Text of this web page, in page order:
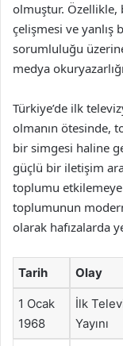
olmuştur. Özellikle,
çelişmesi ve yanlış
sorumluluğu
medya
Türkiye’de ilk
olmanın ötesinde,
bir simgesi haline
güçlü bir iletişim
toplumu
toplumunun
olarak hafızalarda
Tarih Olay
1 Ocak
1968
İlk
Yayını